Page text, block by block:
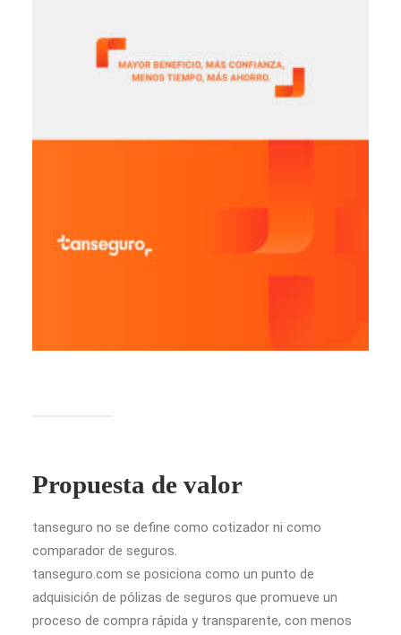
Propuesta de valor
tanseguro no se define como cotizador ni como
comparador de seguros.
tanseguro.com se posiciona como un punto de
adquisición de pólizas de seguros que promueve un
proceso de compra rápida y transparente, con menos